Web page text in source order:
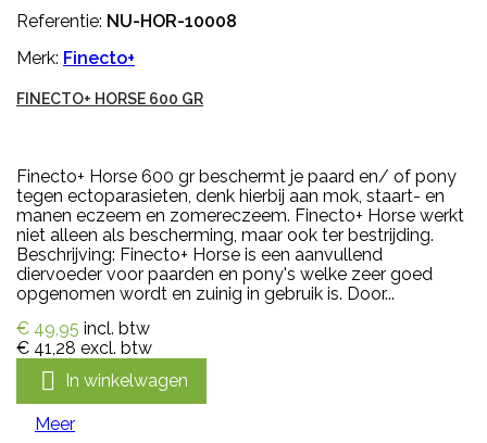
Referentie: NU-HOR-10008
Merk: Finecto+
FINECTO+ HORSE 600 GR
Finecto+ Horse 600 gr beschermt je paard en/ of pony
tegen ectoparasieten, denk hierbij aan mok, staart- en
manen eczeem en zomereczeem. Finecto+ Horse werkt
niet alleen als bescherming, maar ook ter bestrijding.
Beschrijving: Finecto+ Horse is een aanvullend
diervoeder voor paarden en pony's welke zeer goed
opgenomen wordt en zuinig in gebruik is. Door...
€ 49,95 incl. btw
€ 41,28 excl. btw
 In winkelwagen
Meer